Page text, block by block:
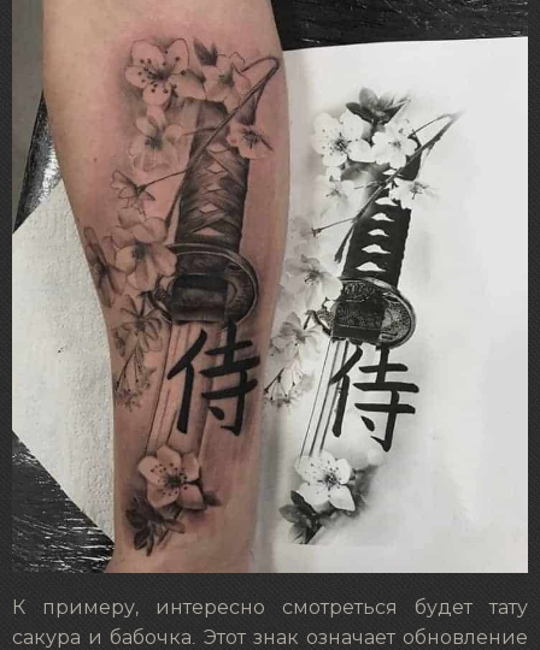
К примеру, интересно смотреться будет тату
сакура и бабочка. Этот знак означает обновление